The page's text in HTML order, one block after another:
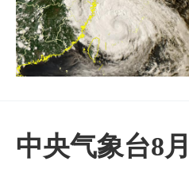
中央气象台8